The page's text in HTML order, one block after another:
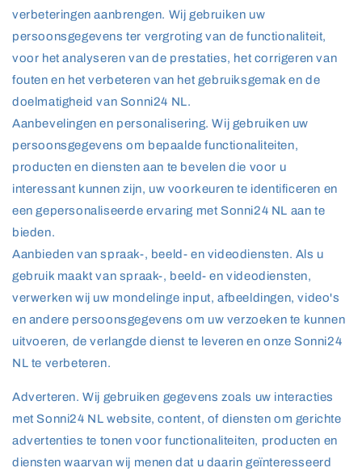
verbeteringen aanbrengen. Wij gebruiken uw
persoonsgegevens ter vergroting van de functionaliteit,
voor het analyseren van de prestaties, het corrigeren van
fouten en het verbeteren van het gebruiksgemak en de
doelmatigheid van Sonni24 NL.
Aanbevelingen en personalisering. Wij gebruiken uw
persoonsgegevens om bepaalde functionaliteiten,
producten en diensten aan te bevelen die voor u
interessant kunnen zijn, uw voorkeuren te identificeren en
een gepersonaliseerde ervaring met Sonni24 NL aan te
bieden.
Aanbieden van spraak-, beeld- en videodiensten. Als u
gebruik maakt van spraak-, beeld- en videodiensten,
verwerken wij uw mondelinge input, afbeeldingen, video's
en andere persoonsgegevens om uw verzoeken te kunnen
uitvoeren, de verlangde dienst te leveren en onze Sonni24
NL te verbeteren.
Adverteren. Wij gebruiken gegevens zoals uw interacties
met Sonni24 NL website, content, of diensten om gerichte
advertenties te tonen voor functionaliteiten, producten en
diensten waarvan wij menen dat u daarin geïnteresseerd